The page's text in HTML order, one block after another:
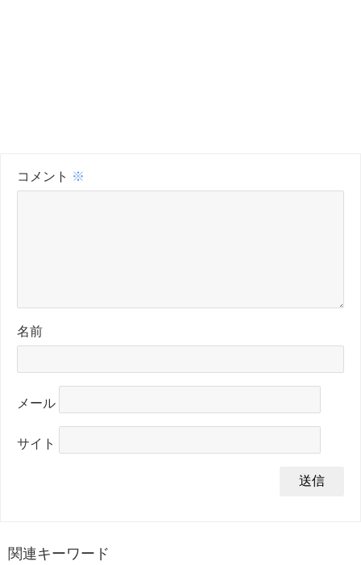
コメント ※
名前
メール
サイト
関連キーワード